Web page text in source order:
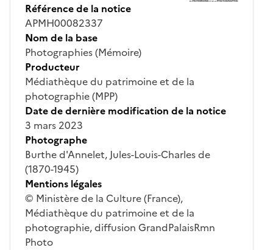
Référence de la notice
APMH00082337
Nom de la base
Photographies (Mémoire)
Producteur
Médiathèque du patrimoine et de la
photographie (MPP)
Date de dernière modification de la notice
3 mars 2023
Photographe
Burthe d'Annelet, Jules-Louis-Charles de
(1870-1945)
Mentions légales
© Ministère de la Culture (France),
Médiathèque du patrimoine et de la
photographie, diffusion GrandPalaisRmn
Photo